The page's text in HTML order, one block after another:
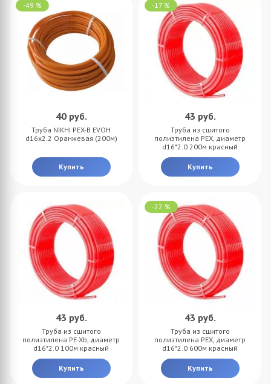
-49 %
40 руб.
Труба NIKHI PEX-B EVOH
d16x2.2 Оранжевая (200м)
Купить
-17 %
43 руб.
Труба из сшитого
полиэтилена PEX, диаметр
d16*2.0 200м красный
Купить
43 руб.
Труба из сшитого
полиэтилена PE-Xb, диаметр
d16*2.0 100м красный
Купить
-22 %
43 руб.
Труба из сшитого
полиэтилена PEX, диаметр
d16*2.0 600м красный
Купить